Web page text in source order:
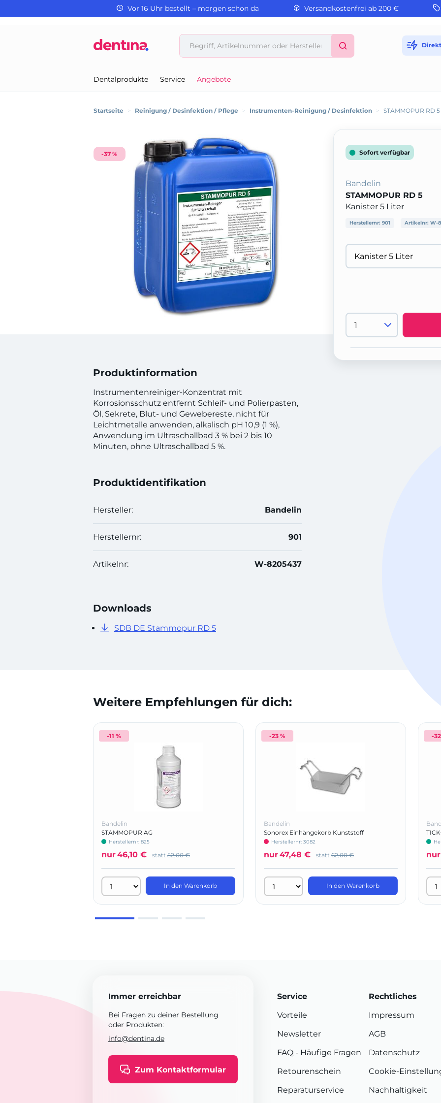
Vor 16 Uhr bestellt – morgen schon da Versandkostenfrei ab 200 €
Dentalprodukte Service Angebote
Startseite > Reinigung / Desinfektion / Pflege > Instrumenten-Reinigung / Desinfektion > STAMMOPUR RD 5
-37 %
Produktinformation
Instrumentenreiniger-Konzentrat mit
Korrosionsschutz entfernt Schleif- und Polierpasten,
Öl, Sekrete, Blut- und Gewebereste, nicht für
Leichtmetalle anwenden, alkalisch pH 10,9 (1 %),
Anwendung im Ultraschallbad 3 % bei 2 bis 10
Minuten, ohne Ultraschallbad 5 %.
Produktidentifikation
Hersteller: Bandelin
Herstellernr: 901
Artikelnr: W-8205437
Downloads
SDB DE Stammopur RD 5
Sofort verfügbar
Bandelin
STAMMOPUR RD 5
Kanister 5 Liter
Herstellernr: 901 Artikelnr: W-
Weitere Empfehlungen für dich:
-11 %
Bandelin
STAMMOPUR AG
Herstellernr: 825
nur46,10 € statt 52,00 €
In den Warenkorb
-23 %
Bandelin
Sonorex Einhängekorb Kunststoff
Herstellernr: 3082
nur47,48 € statt 62,00 €
In den Warenkorb
-
nur
Immer erreichbar
Bei Fragen zu deiner Bestellung
oder Produkten:
info@dentina.de
Zum Kontaktformular
Service
Vorteile
Newsletter
FAQ - Häufige Fragen
Retourenschein
Reparaturservice
Rechtliches
Impressum
AGB
Datenschutz
Cookie-
Nachhaltigkeit